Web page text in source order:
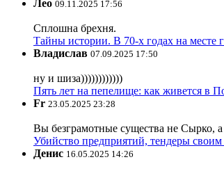
Лео 09.11.2025 17:56
Сплошна брехня.
Тайны истории. В 70-х годах на месте
Владислав 07.09.2025 17:50
ну и шиза))))))))))))
Пять лет на пепелище: как живется в
Fr 23.05.2025 23:28
Вы безграмотные существа не Сырко,
Убийство предприятий, тендеры
Денис 16.05.2025 14:26